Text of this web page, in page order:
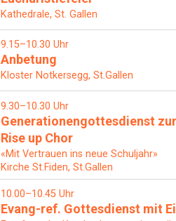
Kathedrale, St. Gallen
9.15–10.30 Uhr
Anbetung
Kloster Notkersegg, St.Gallen
9.30–10.30 Uhr
Generationengottesdienst
Rise up Chor
«Mit Vertrauen ins neue Schuljahr»
Kirche St.Fiden, St.Gallen
10.00–10.45 Uhr
Evang-ref. Gottesdienst mit